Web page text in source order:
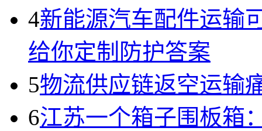
4新能源汽车配件运输
给你定制防护答案
5物流供应链返空运输
6江苏一个箱子围板箱